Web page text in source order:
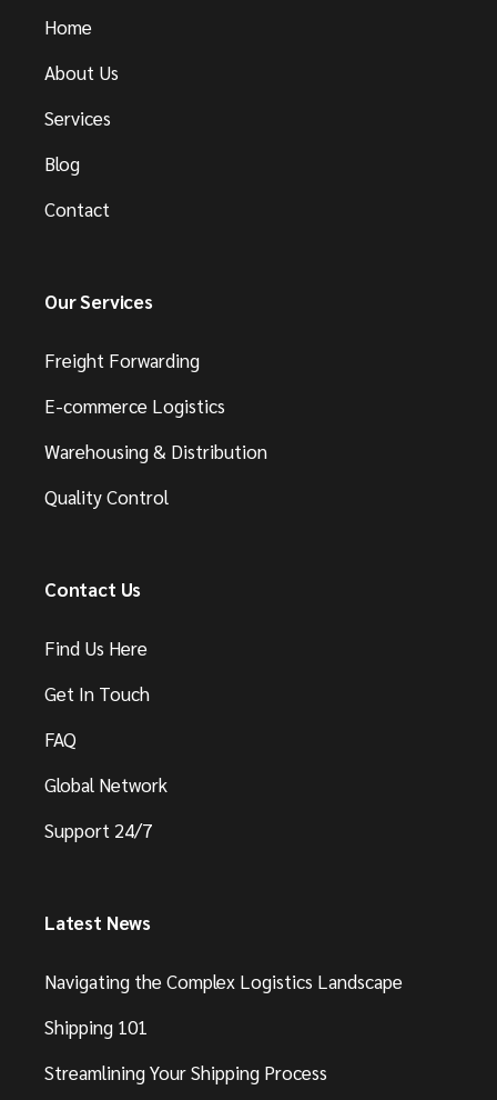
Home
About Us
Services
Blog
Contact
Our Services
Freight Forwarding
E-commerce Logistics
Warehousing & Distribution
Quality Control
Contact Us
Find Us Here
Get In Touch
FAQ
Global Network
Support 24/7
Latest News
Navigating the Complex Logistics Landscape
Shipping 101
Streamlining Your Shipping Process